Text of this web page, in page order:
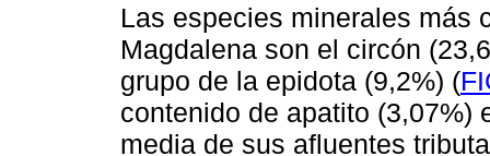
Las especies minerales más
Magdalena son el circón
grupo de la epidota (9,2%) (
contenido de apatito (3,07%)
media de sus afluentes